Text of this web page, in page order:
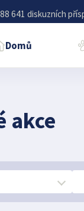
641 diskuzních
Domů
akce